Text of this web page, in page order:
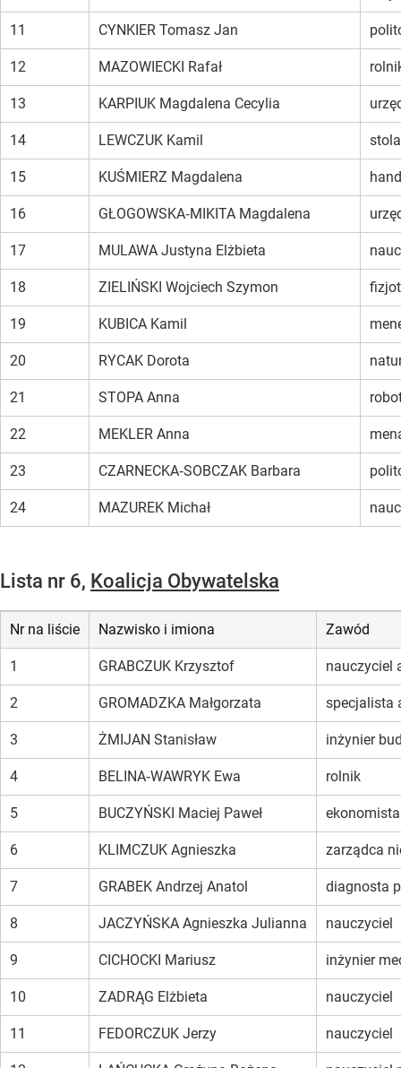
11 CYNKIER Tomasz Jan
12 MAZOWIECKI Rafał
13 KARPIUK Magdalena Cecylia
14 LEWCZUK Kamil
15 KUŚMIERZ Magdalena
16 GŁOGOWSKA‑MIKITA Magdalena
17 MULAWA Justyna Elżbieta
18 ZIELIŃSKI Wojciech Szymon
19 KUBICA Kamil
20 RYCAK Dorota
21 STOPA Anna
22 MEKLER Anna
23 CZARNECKA‑SOBCZAK Barbara
24 MAZUREK Michał
Lista nr 6, Koalicja Obywatelska
Nr na liście Nazwisko i imiona Zawód
1 GRABCZUK Krzysztof nauczyciel
2 GROMADZKA Małgorzata specjalista
3 ŻMIJAN Stanisław inżynier
4 BELINA‑WAWRYK Ewa rolnik
5 BUCZYŃSKI Maciej Paweł ekonomista
6 KLIMCZUK Agnieszka zarządca
7 GRABEK Andrzej Anatol diagnosta
8 JACZYŃSKA Agnieszka Julianna nauczyciel
9 CICHOCKI Mariusz inżynier
10 ZADRĄG Elżbieta nauczyciel
11 FEDORCZUK Jerzy nauczyciel